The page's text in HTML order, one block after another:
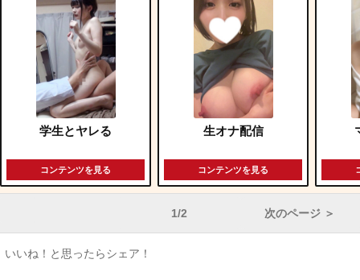
学生とヤレる
コンテンツを見る
生オナ配信
コンテンツを見る
1/2 次のページ ＞
いいね！と思ったらシェア！